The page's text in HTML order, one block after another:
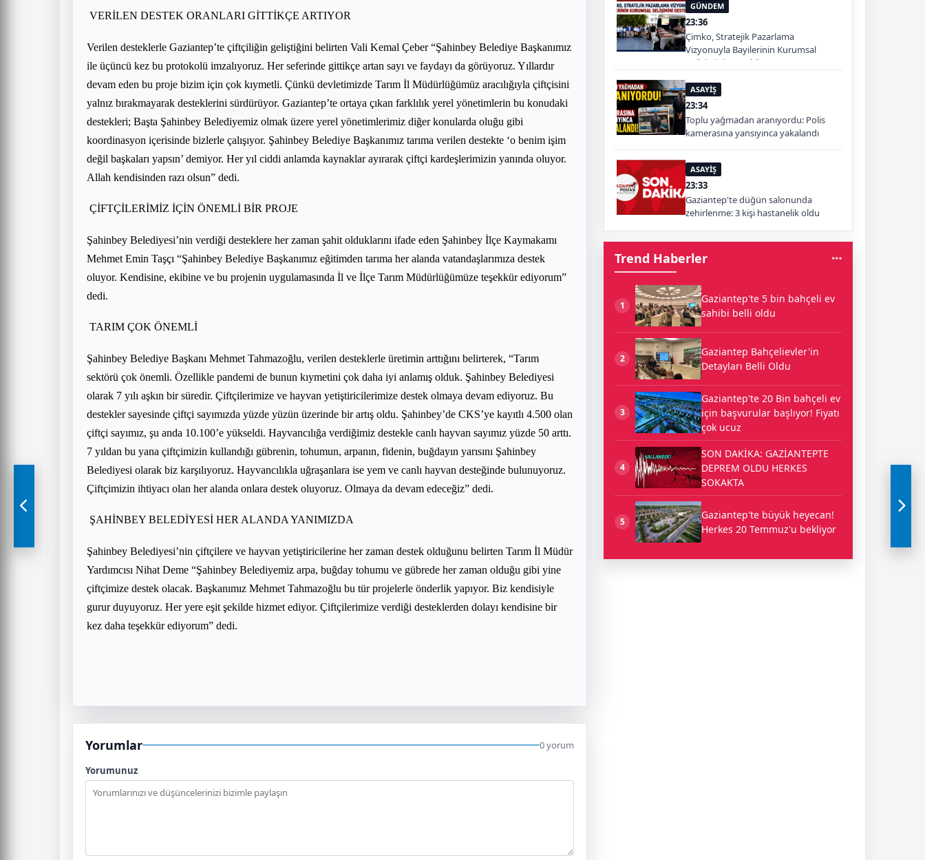
VERİLEN DESTEK ORANLARI GİTTİKÇE ARTIYOR
Verilen desteklerle Gaziantep’te çiftçiliğin geliştiğini belirten Vali Kemal Çeber “Şahinbey Belediye Başkanımız
ile üçüncü kez bu protokolü imzalıyoruz. Her seferinde gittikçe artan sayı ve faydayı da görüyoruz. Yıllardır
devam eden bu proje bizim için çok kıymetli. Çünkü devletimizde Tarım İl Müdürlüğümüz aracılığıyla çiftçisini
yalnız bırakmayarak desteklerini sürdürüyor. Gaziantep’te ortaya çıkan farklılık yerel yönetimlerin bu konudaki
destekleri; Başta Şahinbey Belediyemiz olmak üzere yerel yönetimlerimiz diğer konularda oluğu gibi
koordinasyon içerisinde bizlerle çalışıyor. Şahinbey Belediye Başkanımız tarıma verilen destekte ‘o benim işim
değil başkaları yapsın’ demiyor. Her yıl ciddi anlamda kaynaklar ayırarak çiftçi kardeşlerimizin yanında oluyor.
Allah kendisinden razı olsun” dedi.
ÇİFTÇİLERİMİZ İÇİN ÖNEMLİ BİR PROJE
Şahinbey Belediyesi’nin verdiği desteklere her zaman şahit olduklarını ifade eden Şahinbey İlçe Kaymakamı
Mehmet Emin Taşçı “Şahinbey Belediye Başkanımız eğitimden tarıma her alanda vatandaşlarımıza destek
oluyor. Kendisine, ekibine ve bu projenin uygulamasında İl ve İlçe Tarım Müdürlüğümüze teşekkür ediyorum”
dedi.
TARIM ÇOK ÖNEMLİ
Şahinbey Belediye Başkanı Mehmet Tahmazoğlu, verilen desteklerle üretimin arttığını belirterek, “Tarım
sektörü çok önemli. Özellikle pandemi de bunun kıymetini çok daha iyi anlamış olduk. Şahinbey Belediyesi
olarak 7 yılı aşkın bir süredir. Çiftçilerimize ve hayvan yetiştiricilerimize destek olmaya devam ediyoruz. Bu
destekler sayesinde çiftçi sayımızda yüzde yüzün üzerinde bir artış oldu. Şahinbey’de CKS’ye kayıtlı 4.500 olan
çiftçi sayımız, şu anda 10.100’e yükseldi. Hayvancılığa verdiğimiz destekle canlı hayvan sayımız yüzde 50 arttı.
7 yıldan bu yana çiftçimizin kullandığı gübrenin, tohumun, arpanın, fidenin, buğdayın yarısını Şahinbey
Belediyesi olarak biz karşılıyoruz. Hayvancılıkla uğraşanlara ise yem ve canlı hayvan desteğinde bulunuyoruz.
Çiftçimizin ihtiyacı olan her alanda onlara destek oluyoruz. Olmaya da devam edeceğiz” dedi.
ŞAHİNBEY BELEDİYESİ HER ALANDA YANIMIZDA
Şahinbey Belediyesi’nin çiftçilere ve hayvan yetiştiricilerine her zaman destek olduğunu belirten Tarım İl Müdür
Yardımcısı Nihat Deme “Şahinbey Belediyemiz arpa, buğday tohumu ve gübrede her zaman olduğu gibi yine
çiftçimize destek olacak. Başkanımız Mehmet Tahmazoğlu bu tür projelerle önderlik yapıyor. Biz kendisiyle
gurur duyuyoruz. Her yere eşit şekilde hizmet ediyor. Çiftçilerimize verdiği desteklerden dolayı kendisine bir
kez daha teşekkür ediyorum” dedi.
Yorumlar 0 yorum
Yorumunuz
GÜNDEM
23:36
Çimko, Stratejik Pazarlama
Vizyonuyla Bayilerinin Kurumsal
Gelişimini Destekliyor
ASAYİŞ
23:34
Toplu yağmadan aranıyordu: Polis
kamerasına yansıyınca yakalandı
ASAYİŞ
23:33
Gaziantep'te düğün salonunda
zehirlenme: 3 kişi hastanelik oldu
Trend Haberler
1
Gaziantep'te 5 bin bahçeli ev
sahibi belli oldu
2
Gaziantep Bahçelievler'in
Detayları Belli Oldu
3
Gaziantep'te 20 Bin bahçeli ev
için başvurular başlıyor! Fiyatı
çok ucuz
4
SON DAKİKA: GAZİANTEPTE
DEPREM OLDU HERKES
SOKAKTA
5
Gaziantep'te büyük heyecan!
Herkes 20 Temmuz'u bekliyor